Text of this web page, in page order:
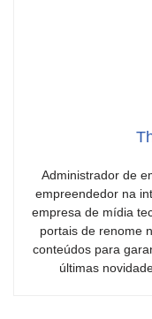
Administrador de
empreendedor na
empresa de mídia
portais de renome
conteúdos para
últimas